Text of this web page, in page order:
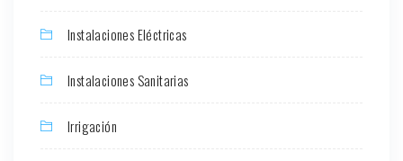
Instalaciones Eléctricas
Instalaciones Sanitarias
Irrigación